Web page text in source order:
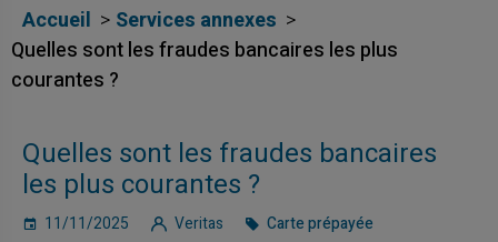
Accueil
Services annexes
Quelles sont les fraudes bancaires les plus
courantes ?
Quelles sont les fraudes bancaires
les plus courantes ?
11/11/2025 Veritas Carte prépayée